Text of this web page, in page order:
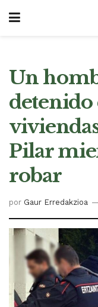
Un
Pilar
robar
por Gaur Erredakzioa